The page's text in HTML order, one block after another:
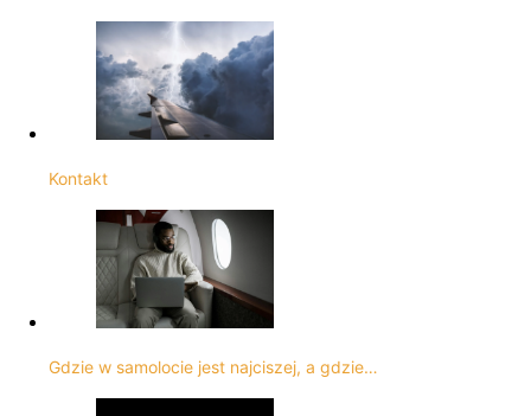
Kontakt
Gdzie w samolocie jest najciszej, a gdzie…